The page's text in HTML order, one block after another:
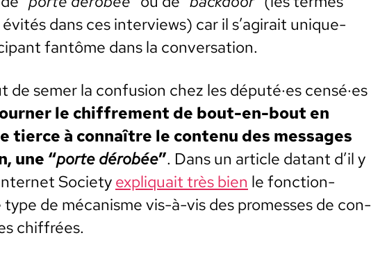
dans ces inter­views) car il s’agirait unique­
fan­tôme dans la con­ver­sa­tion.
semer la con­fu­sion chez les député·es censé·es
le chiffre­ment de bout-en-bout en
tierce à con­naître le con­tenu des mes­sages
une “porte dérobée”. Dans un arti­cle datant d’il y
Soci­etyexpli­quait très bien le fonc­tion­
type de mécan­isme vis-à-vis des promess­es de con­
chiffrées.